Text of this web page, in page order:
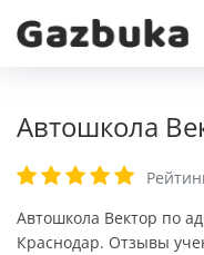
Автошкола
Автошкола Вектор по
Краснодар. Отзывы